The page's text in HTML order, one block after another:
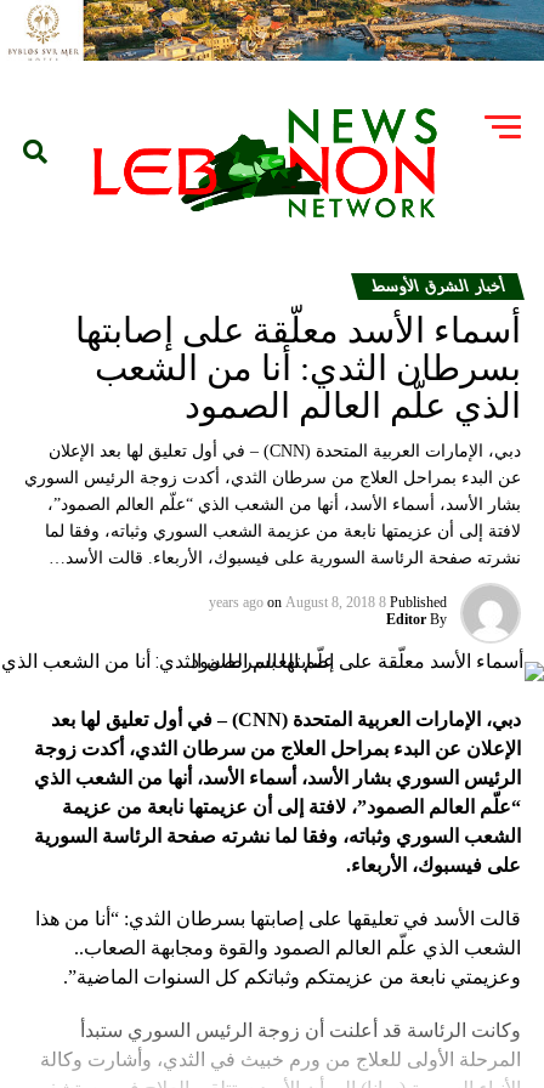
أخبار الشرق الأوسط
أسماء الأسد معلّقة على إصابتها
بسرطان الثدي: أنا من الشعب
الذي علّم العالم الصمود
دبي، الإمارات العربية المتحدة (CNN) – في أول تعليق لها بعد الإعلان
عن البدء بمراحل العلاج من سرطان الثدي، أكدت زوجة الرئيس السوري
بشار الأسد، أسماء الأسد، أنها من الشعب الذي “علّم العالم الصمود”،
لافتة إلى أن عزيمتها نابعة من عزيمة الشعب السوري وثباته، وفقا لما
نشرته صفحة الرئاسة السورية على فيسبوك، الأربعاء. قالت الأسد…
Published
8 years ago
on August 8, 2018
By
Editor
دبي، الإمارات العربية المتحدة (CNN) – في أول تعليق لها بعد
الإعلان عن البدء بمراحل العلاج من سرطان الثدي، أكدت زوجة
الرئيس السوري بشار الأسد، أسماء الأسد، أنها من الشعب الذي
“علّم العالم الصمود”، لافتة إلى أن عزيمتها نابعة من عزيمة
الشعب السوري وثباته، وفقا لما نشرته صفحة الرئاسة السورية
على فيسبوك، الأربعاء.
قالت الأسد في تعليقها على إصابتها بسرطان الثدي: “أنا من هذا
الشعب الذي علّم العالم الصمود والقوة ومجابهة الصعاب..
وعزيمتي نابعة من عزيمتكم وثباتكم كل السنوات الماضية”.
وكانت الرئاسة قد أعلنت أن زوجة الرئيس السوري ستبدأ
المرحلة الأولى للعلاج من ورم خبيث في الثدي، وأشارت وكالة